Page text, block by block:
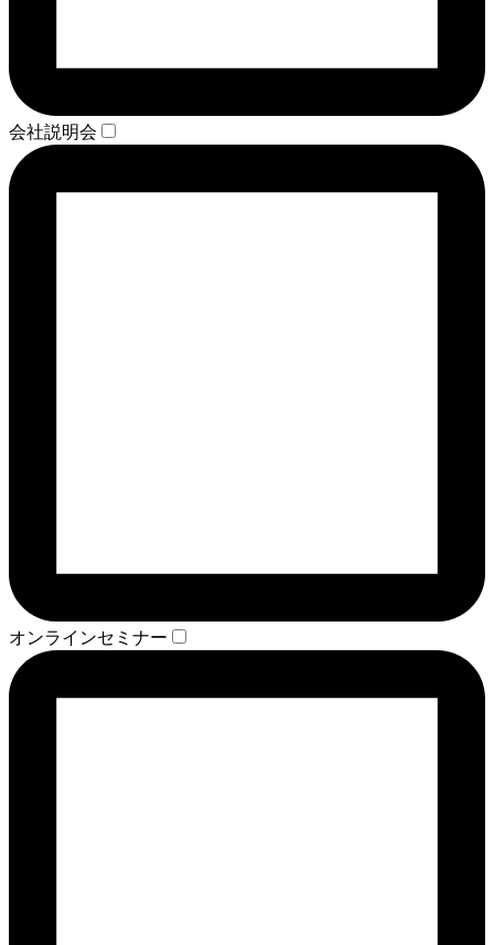
会社説明会
オンラインセミナー